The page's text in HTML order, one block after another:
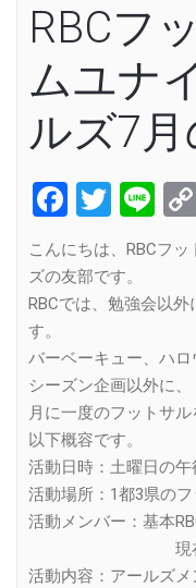
RBCフ
ムユナ
ルズ7月
こんにちは、RBCフ
ズの友部です。
RBCでは、勉強会以
す。
バーベーキュー、ハ
シーズン企画以外に、
月に一度のフットサル
以下概容です。
活動日時：土曜日の
活動場所：1都3県の
活動メンバー：基本
現在20名近
活動内容：アールズメ